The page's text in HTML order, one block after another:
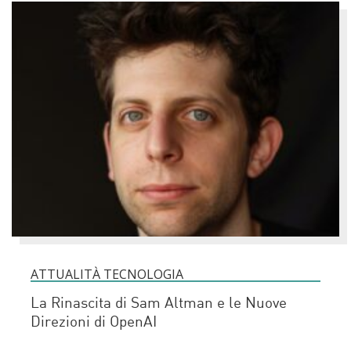
ATTUALITÀ TECNOLOGIA
La Rinascita di Sam Altman e le Nuove
Direzioni di OpenAI